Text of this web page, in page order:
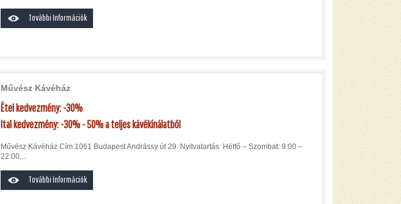
További Információk
Művész Kávéház
Étel kedvezmény: -30%
Ital kedvezmény: -30% - 50% a teljes kávékínálatból
Művész Kávéház Cím:1061 Budapest Andrássy út 29. Nyitvatartás: Hétfő – Szombat: 9:00 –
22:00,...
További Információk